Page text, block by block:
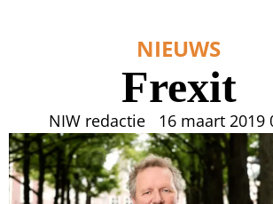
NIEUWS
Frexit
NIW redactie 16 maart 2019